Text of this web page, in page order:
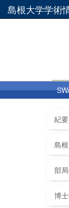
島根大学学術
紀
島
部
博